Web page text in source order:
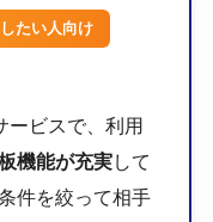
たい人向け
ービスで、利用
機能が充実して
件を絞って相手